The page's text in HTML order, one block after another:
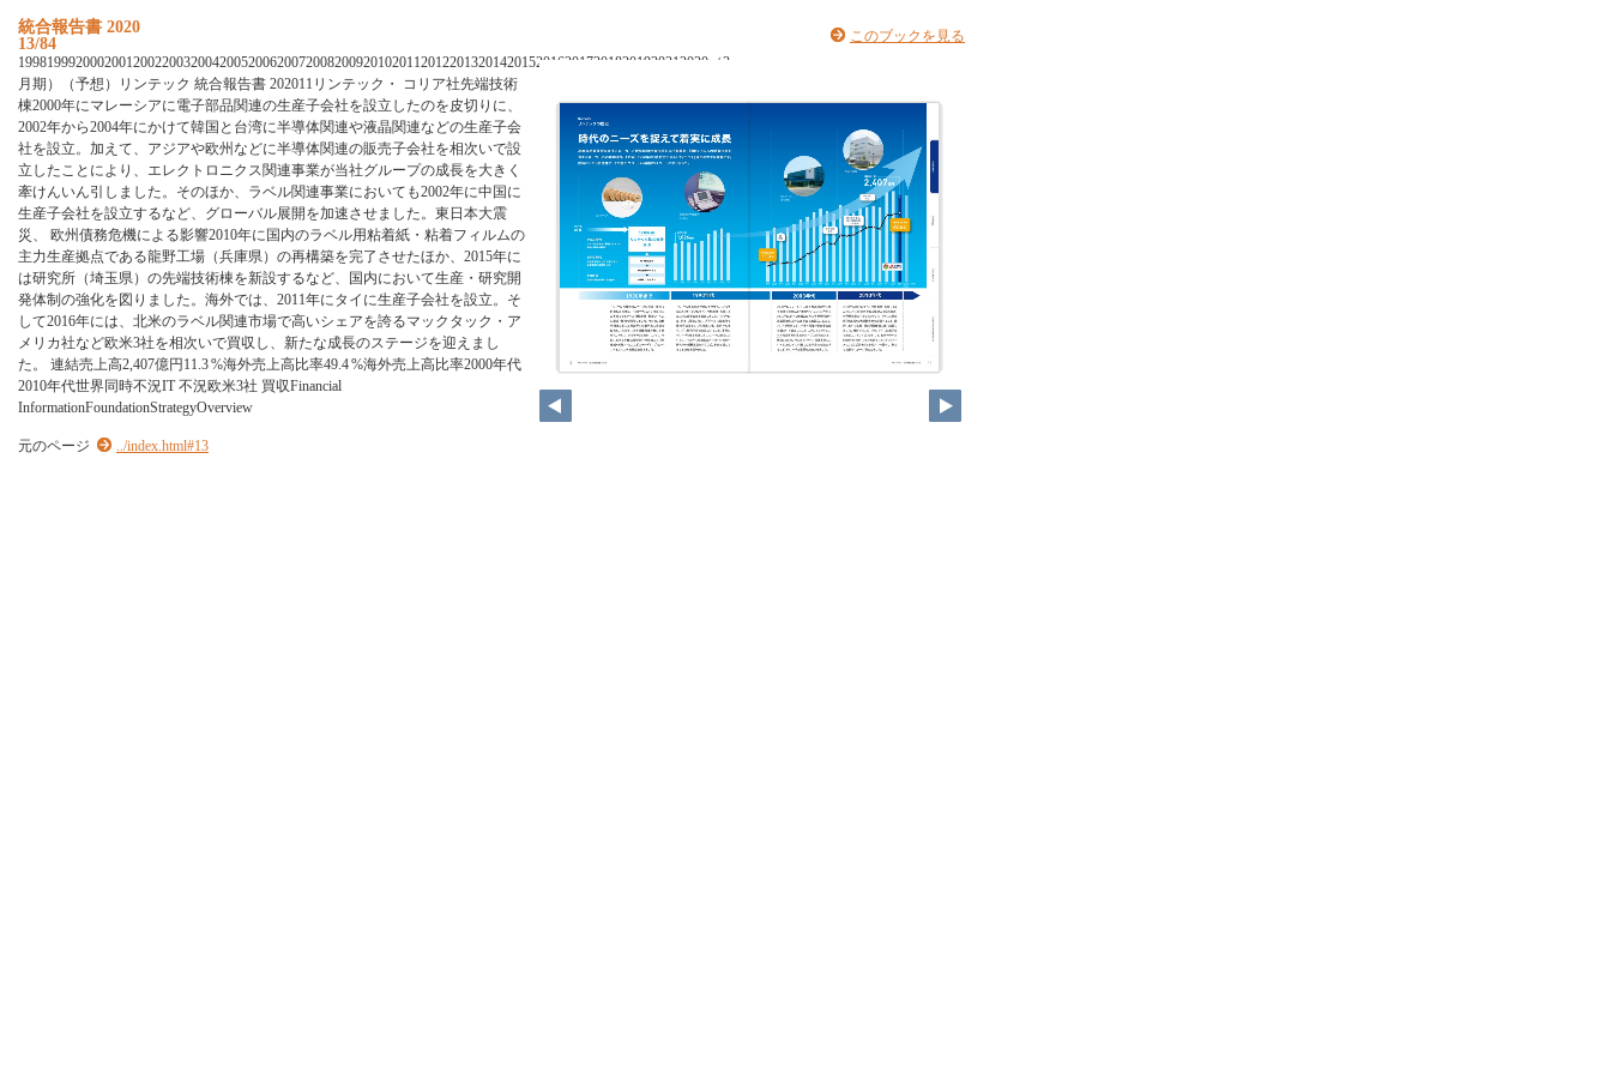
統合報告書 2020
13/84
199819992000200120022003200420052006200720082009201020112012201320142015201620172018201920212020（3
月期）（予想）リンテック 統合報告書 202011リンテック・ コリア社先端技術
棟2000年にマレーシアに電子部品関連の生産子会社を設立したのを皮切りに、
2002年から2004年にかけて韓国と台湾に半導体関連や液晶関連などの生産子会
社を設立。加えて、アジアや欧州などに半導体関連の販売子会社を相次いで設
立したことにより、エレクトロニクス関連事業が当社グループの成長を大きく
牽けんいん引しました。そのほか、ラベル関連事業においても2002年に中国に
生産子会社を設立するなど、グローバル展開を加速させました。東日本大震
災、 欧州債務危機による影響2010年に国内のラベル用粘着紙・粘着フィルムの
主力生産拠点である龍野工場（兵庫県）の再構築を完了させたほか、2015年に
は研究所（埼玉県）の先端技術棟を新設するなど、国内において生産・研究開
発体制の強化を図りました。海外では、2011年にタイに生産子会社を設立。そ
して2016年には、北米のラベル関連市場で高いシェアを誇るマックタック・ア
メリカ社など欧米3社を相次いで買収し、新たな成長のステージを迎えまし
た。 連結売上高2,407億円11.3 %海外売上高比率49.4 %海外売上高比率2000年代
2010年代世界同時不況IT 不況欧米3社 買収Financial
InformationFoundationStrategyOverview
元のページ ../index.html#13
このブックを見る